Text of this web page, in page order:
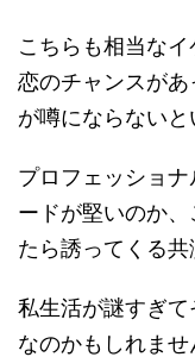
こちらも相当な
恋のチャンスが
が噂にならないと
プロフェッショ
ードが堅いのか
たら誘ってくる共
私生活が謎すぎ
なのかもしれませ